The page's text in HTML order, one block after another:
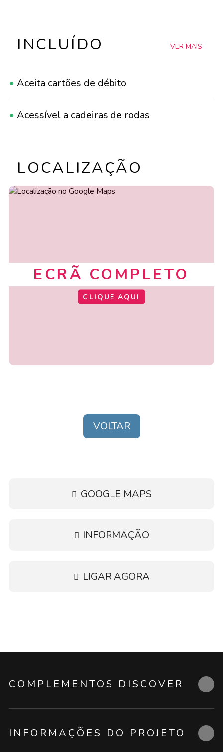
INCLUÍDO VER MAIS
• Aceita cartões de débito
• Acessível a cadeiras de rodas
Música ao vivo
LOCALIZAÇÃO
ECRÃ COMPLETO
CLIQUE AQUI
VOLTAR
GOOGLE MAPS
INFORMAÇÃO
LIGAR AGORA
COMPLEMENTOS DISCOVER
INFORMAÇÕES DO PROJETO